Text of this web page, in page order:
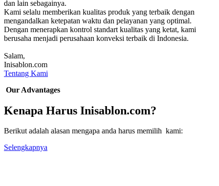
dan lain sebagainya.
Kami selalu memberikan kualitas produk yang terbaik dengan
mengandalkan ketepatan waktu dan pelayanan yang optimal.
Dengan menerapkan kontrol standart kualitas yang ketat, kami
berusaha menjadi perusahaan konveksi terbaik di Indonesia.
Salam,
Inisablon.com
Tentang Kami
Our Advantages
Kenapa Harus Inisablon.com?
Berikut adalah alasan mengapa anda harus memilih kami:
Selengkapnya